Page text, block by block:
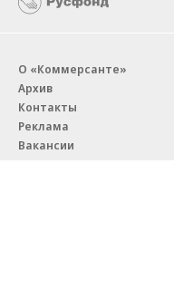
О «Коммерсанте»
Архив
Контакты
Реклама
Вакансии